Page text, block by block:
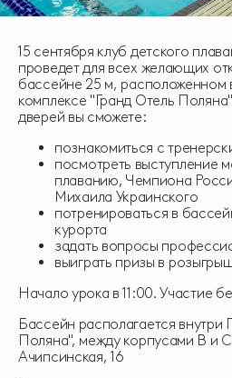
15 сентября клуб детского
проведет для всех желающих
бассейне 25 м, расположенном
комплексе "Гранд Отель
дверей вы сможете:
познакомиться с
посмотреть выступление
плаванию, Чемпиона
Михаила Украинского
потренироваться в
курорта
задать вопросы
выиграть призы в
Начало урока в 11:00. Участие
Бассейн располагается внутри
Поляна", между корпусами В и
Ачипсинская, 16